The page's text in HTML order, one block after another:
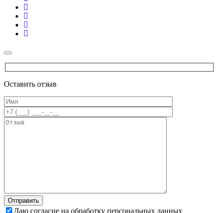
Оставить отзыв
Даю согласие на обработку персональных данных